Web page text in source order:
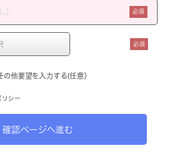
必須
必須
の他要望を入力する(任意）
リシー
確認ページへ進む